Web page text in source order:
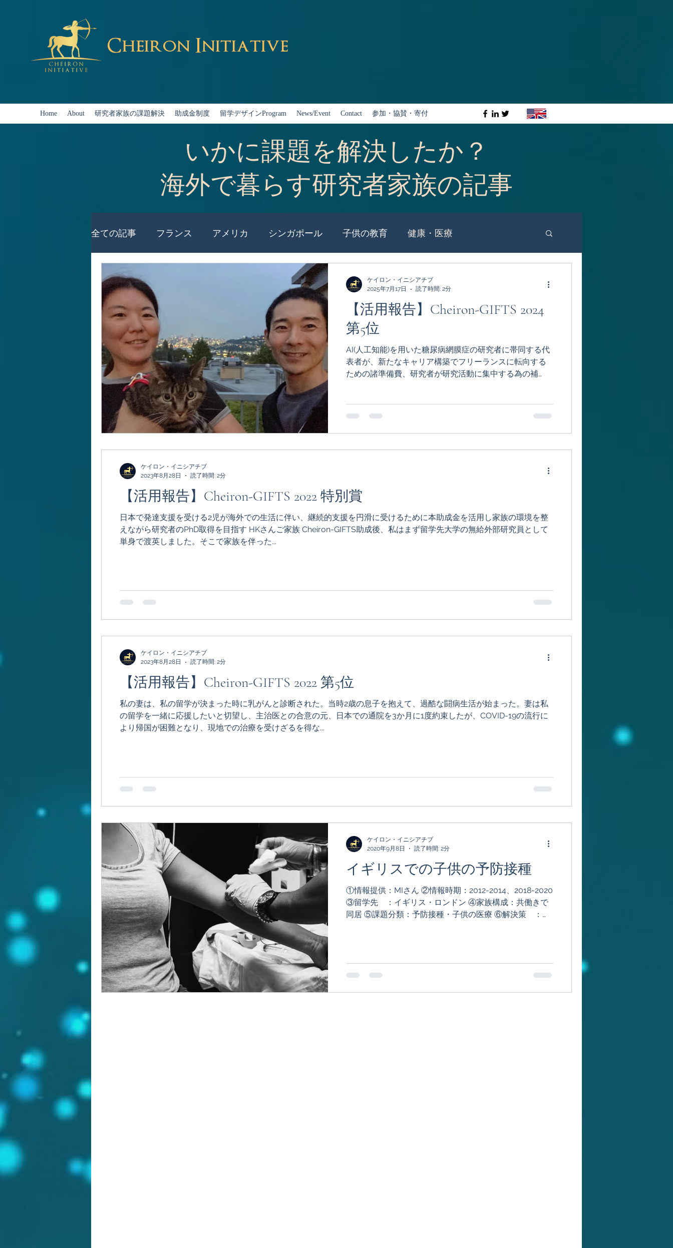
Cheiron Initiative
Home About 研究者家族の課題解決 助成金制度 留学デザインProgram News/Event Contact 参加・協賛・寄付
いかに課題を解決したか？
海外で暮らす研究者家族の記事
全ての記事 フランス アメリカ シンガポール 子供の教育 健康・医療
ビザ・保険等手続き 出産・育児
カナダ イギリス Cheiron-GIFTS 2020 スイス Cheiron-GIFTS 2022
多様性 オーストリア 発信 Cheiron-GIFTS 2023 Cheiron-GIFTS 2024 オランダ
Cheiron-GIFTS 2025 エストニア ケニア Cheiron-GIFTS 2026
【活用報告】Cheiron-GIFTS 2024
第5位
AI(人工知能)を用いた糖尿病網膜症の研究者に帯同する代
表者が、新たなキャリア構築でフリーランスに転向する
ための諸準備費、研究者が研究活動に集中する為の補
ケイロン・イニシアチブ
2025年7月17日
読了時間: 2分
【活用報告】Cheiron-GIFTS 2022 特別賞
日本で発達支援を受ける2児が海外での生活に伴い、継続的支援を円滑に受けるために本助成金を活用し家族の環境を整
えながら研究者のPhD取得を目指す HKさんご家族 Cheiron-GIFTS助成後、私はまず留学先大学の無給外部研究員として
単身で渡英しました。そこで家族を伴った...
ケイロン・イニシアチブ
2023年8月28日
読了時間: 2分
【活用報告】Cheiron-GIFTS 2022 第5位
私の妻は、私の留学が決まった時に乳がんと診断された。当時2歳の息子を抱えて、過酷な闘病生活が始まった。妻は私
の留学を一緒に応援したいと切望し、主治医との合意の元、日本での通院を3か月に1度約束したが、COVID-19の流行に
より帰国が困難となり、現地での治療を受けざるを得な...
ケイロン・イニシアチブ
2023年8月28日
読了時間: 2分
イギリスでの子供の予防接種
①情報提供：MIさん ②情報時期：2012-2014、2018-2020
③留学先 ：イギリス・ロンドン ④家族構成：共働きで
同居 ⑤課題分類：予防接種・子供の医療 ⑥解決策 ：子
ケイロン・イニシアチブ
2020年9月8日
読了時間: 2分